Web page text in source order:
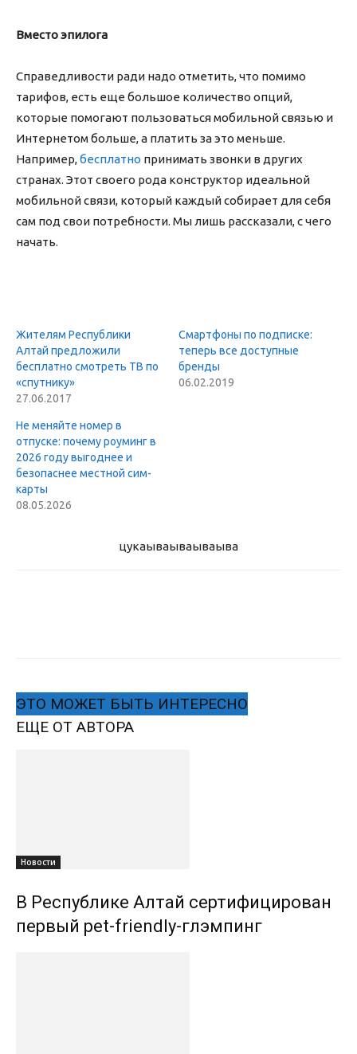
Вместо эпилога
Справедливости ради надо отметить, что помимо
тарифов, есть еще большое количество опций,
которые помогают пользоваться мобильной связью и
Интернетом больше, а платить за это меньше.
Например,бесплатно принимать звонки в других
странах. Этот своего рода конструктор идеальной
мобильной связи, который каждый собирает для себя
сам под свои потребности. Мы лишь рассказали, с чего
начать.
Жителям Республики
Алтай предложили
бесплатно смотреть ТВ по
«спутнику»
27.06.2017
Смартфоны по подписке:
теперь все доступные
бренды
06.02.2019
Не меняйте номер в
отпуске: почему роуминг в
2026 году выгоднее и
безопаснее местной сим-
карты
08.05.2026
цукаываываываыва
ЭТО МОЖЕТ БЫТЬ ИНТЕРЕСНО
ЕЩЕ ОТ АВТОРА
Новости
В Республике Алтай сертифицирован
первый pet-friendly-глэмпинг